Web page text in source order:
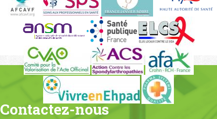
Contactez-nous